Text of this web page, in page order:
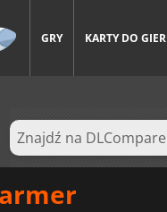
GRY KARTY DO GIER